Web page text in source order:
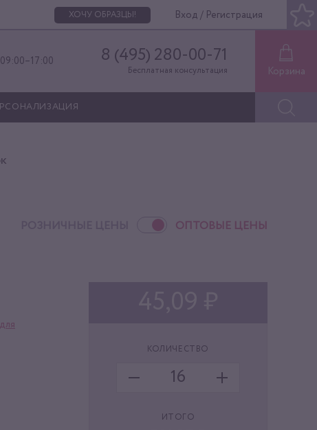
ХОЧУ ОБРАЗЦЫ! Вход / Регистрация
8 (495) 280-00-71
Бесплатная консультация Корзина
ОПТОВЫЕ ЦЕНЫ
КОЛИЧЕСТВО
ИТОГО